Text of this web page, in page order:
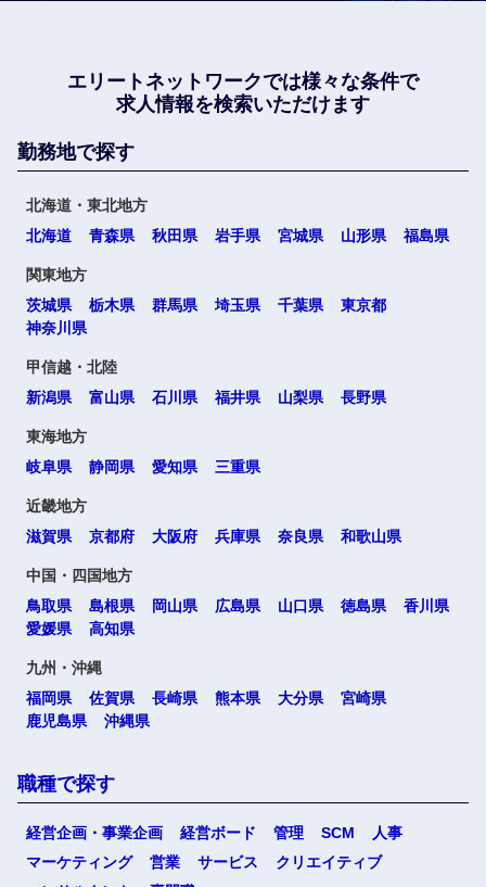
エリートネットワークでは様々な条件で
求人情報を検索いただけます
勤務地で探す
北海道・東北地方
北海道
青森県 秋田県 岩手県 宮城県 山形県 福島県
関東地方
茨城県
栃木県 群馬県 埼玉県 千葉県
東京都
神奈川県
甲信越・北陸
新潟県
富山県 石川県 福井県 山梨県 長野県
東海地方
岐阜県
静岡県 愛知県 三重県
近畿地方
滋賀県
京都府 大阪府 兵庫県 奈良県 和歌山県
中国・四国地方
鳥取県
島根県 岡山県 広島県 山口県 徳島県
香川県
愛媛県
高知県
九州・沖縄
福岡県
佐賀県 長崎県 熊本県 大分県
宮崎県
鹿児島県
沖縄県
職種で探す
経営企画・事業企画 経営ボード 管理 SCM
人事
マーケティング
営業 サービス
クリエイティブ